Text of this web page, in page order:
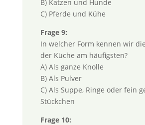
B) Katzen und Hunde
C) Pferde und Kühe
Frage 9:
In welcher Form kennen wir
der Küche am häufigsten?
A) Als ganze Knolle
B) Als Pulver
C) Als Suppe, Ringe oder fein
Stückchen
Frage 10: